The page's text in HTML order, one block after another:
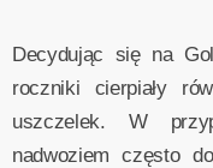
Decydując się na
roczniki cierpiały
uszczelek. W
nadwoziem często